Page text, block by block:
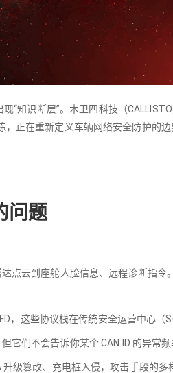
“知识断层”。木卫四科技（
正在重新定义车辆网络安全防护的边
问题
点云到座舱人脸信息、远程诊断指令
，这些协议栈在传统安全运营中心（
们不会告诉你某个 CAN ID 的异常
级篡改、充电桩入侵，攻击手段的